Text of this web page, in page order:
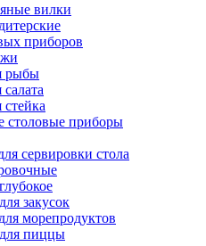
вилки
приборов
рыбы
столовые приборы
сервировки стола
закусок
морепродуктов
пиццы